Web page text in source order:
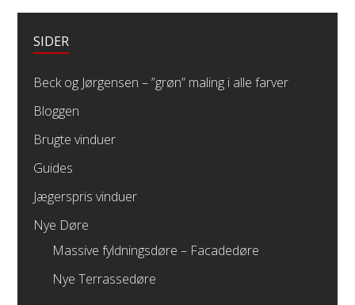
SIDER
Beck og Jørgensen – ”grøn” maling i alle farver
Bloggen
Brugte vinduer
Guides
Jægerspris vinduer
Nye Døre
Massive fyldningsdøre – Facadedøre
Nye Terrassedøre